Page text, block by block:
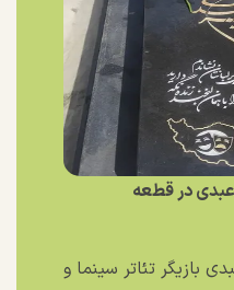
عبدی در قطعه
بازیگر تئاتر سینما و